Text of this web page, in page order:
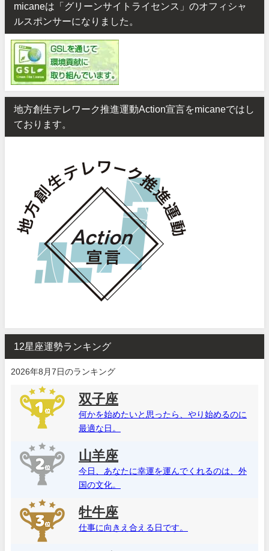
micaneは「グリーンサイトライセンス」のオフィシャ
ルスポンサーになりました。
地方創生テレワーク推進運動Action宣言をmicaneではし
ております。
12星座運勢ランキング
2026年8月7日のランキング
双子座
何かを始めたいと思ったら、やり始めるのに
最適な日。
山羊座
今日、あなたに幸運を運んでくれるのは、外
国の文化。
牡牛座
仕事に向きえ合える日です。